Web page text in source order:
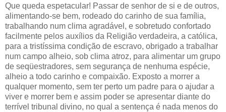
Que queda espetacular! Passar de senhor de si e de outros,
alimentando-se bem, rodeado do carinho de sua família,
trabalhando num clima agradável, e sobretudo confortado
facilmente pelos auxílios da Religião verdadeira, a católica,
para a tristíssima condição de escravo, obrigado a trabalhar
num campo alheio, sob clima atroz, para alimentar um grupo
de seqüestradores, sem segurança de nenhuma espécie,
alheio a todo carinho e compaixão. Exposto a morrer a
qualquer momento, sem ter perto um padre para o ajudar a
viver e morrer bem e assim poder se apresentar diante do
terrível tribunal divino, no qual a sentença é nada menos do